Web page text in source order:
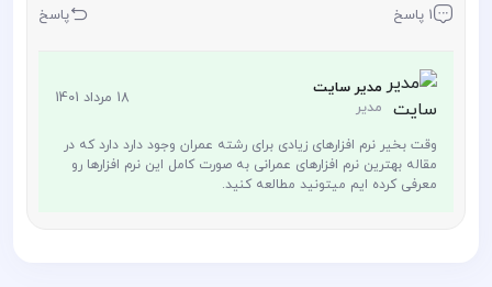
1 پاسخ پاسخ
مدیر سایت
مدیر 18 مرداد 1401
وقت بخیر نرم افزارهای زیادی برای رشته عمران وجود دارد دارد که در
مقاله بهترین نرم افزارهای عمرانی به صورت کامل این نرم افزارها رو
معرفی کرده ایم میتونید مطالعه کنید.